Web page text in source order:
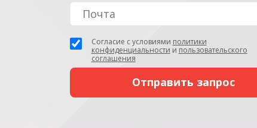
Согласие с условиями политики
конфиденциальности и пользовательского
соглашения